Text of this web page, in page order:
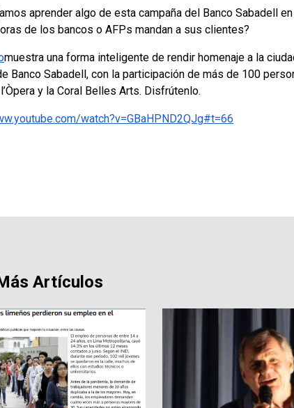
aprender algo de esta campaña del Banco Sabadell
de los bancos o AFPs mandan a sus clientes?
muestra una forma inteligente de rendir homenaje a la
Banco Sabadell, con la participación de más de 100
y la Coral Belles Arts. Disfrútenlo.
watch?v=GBaHPND2QJg#t=66
Artículos